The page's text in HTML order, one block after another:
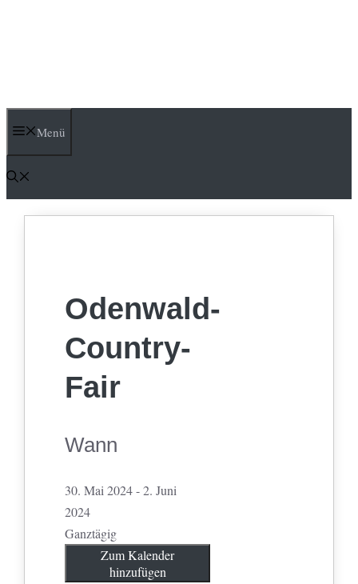
Menü
Odenwald-
Country-
Fair
Wann
30. Mai 2024 - 2. Juni
2024
Ganztägig
Zum Kalender
hinzufügen